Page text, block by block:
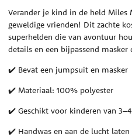
Verander je kind in de held Miles
geweldige vrienden! Dit zachte
superhelden die van avontuur
details en een bijpassend
✔️ Bevat een jumpsuit en masker
✔️ Materiaal: 100% polyester
✔️ Geschikt voor kinderen van
✔️ Handwas en aan de lucht laten